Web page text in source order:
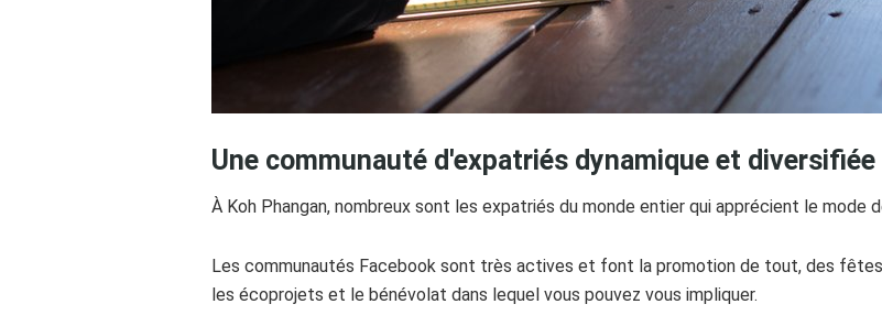
Une communauté d'expatriés dynamique et diversifiée
À Koh Phangan, nombreux sont les expatriés du monde entier qui apprécient le mode
Les communautés Facebook sont très actives et font la promotion de tout, des
les écoprojets et le bénévolat dans lequel vous pouvez vous impliquer.